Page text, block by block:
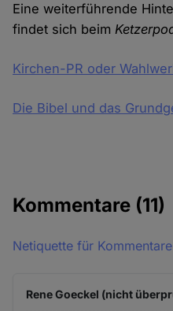
Eine weiterführende
findet sich beim
Kirchen-PR oder
Die Bibel und das
Kommentare (11)
Netiquette für Kommentare
Rene Goeckel (nicht